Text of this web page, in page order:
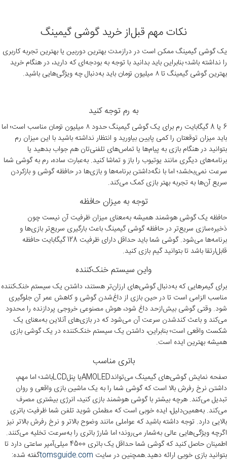
نکات مهم قبل‌از خرید گوشی گیمینگ
یک گوشی گیمینگ ممکن است در درازمدت بهترین دوربین یا بهترین تجربه کاربری
را نداشته باشد؛ بنابراین باید بدانید با توجه به بودجه‌ای که دارید، در هنگام خرید
بهترین گوشی گیمینگ تا ۸ میلیون تومان باید به‌دنبال چه ویژگی‌هایی باشید.
به رم توجه کنید
6 یا 8 گیگابایت رم برای یک گوشی گیمینگ حدود ۸ میلیون تومان مناسب است؛ اما
باید میزان توقعتان را کمی پایین بیاورید و انتظار نداشته باشید با این میزان رم
بتوانید در هنگام بازی به پیام‌ها یا تماس‌های تلفنی‌تان هم جواب بدهید یا
برنامه‌های دیگری مانند یوتیوب را باز و تماشا کنید. به‌عبارت ساده، رم به گوشی شما
سرعت نمی‌بخشد؛ اما با نگه‌داشتن برنامه‌ها و بازی‌ها در حافظه گوشی و بازکردن
سریع آن‌ها به تجربه بهتر بازی کمک می‌کند.
توجه به میزان حافظه
حافظه یک گوشی هوشمند همیشه به‌معنای میزان ظرفیت آن نیست چون
ذخیره‌سازی سریع‌تر در حافظه گوشی گیمینگ باعث بارگیری سریع‌تر بازی‌ها و
برنامه‌ها می‌شود. گوشی شما باید حداقل دارای ظرفیت 128 گیگابایت حافظه
قابل‌ارتقا باشد تا بتوانید گیم بازی کنید.
واین سیستم خنک‌کننده
برای گیمرهایی که به‌دنبال گوشی‌های ارزان‌تر هستند، داشتن یک سیستم خنک‌کننده
مناسب الزامی است تا در حین بازی از داغ‌شدن گوشی و کاهش عمر آن جلوگیری
شود. وقتی گوشی بیش‌ازحد داغ ‌شود، هوش مصنوعی خروجی پردازنده را محدود
می‌کند و باعث کند‌شدن سرعت آن می‌شود که در بازی‌های آنلاین به‌معنای یک
شکست واقعی است؛ بنابراین، داشتن یک سیستم خنک‌کننده در یک گوشی بازی
همیشه بهترین ایده است.
باتری مناسب
صفحه نمایش گوشی‌های گیمینگ می‌تواندAMOLEDیا پنلLCDباشد؛ اما مهم،
داشتن نرخ رفرش بالا است که گوشی شما را به یک ماشین بازی واقعی و روان
تبدیل می‌کند. هرچه بیشتر با گوشی هوشمند بازی کنید، انرژی بیشتری مصرف
می‌کند. به‌همین‌دلیل، ایده خوبی است که مطمئن شوید تلفن شما ظرفیت باتری
بالایی دارد. توجه داشته باشید که عواملی مانند وضوح بالاتر و نرخ رفرش بالاتر نیز
اگرچه ویژگی‌هایی عالی به‌شمار می‌روند؛ اما شارژ باتری را به‌سرعت تخلیه می‌کنند.
اطمینان حاصل کنید که گوشی شما حداقل یک باتری 4500 میلی‌آمپر ساعتی دارد تا
بتوانید بازی خوبی ارائه دهید.همچنین در سایت tomsguide.comگفته شده: